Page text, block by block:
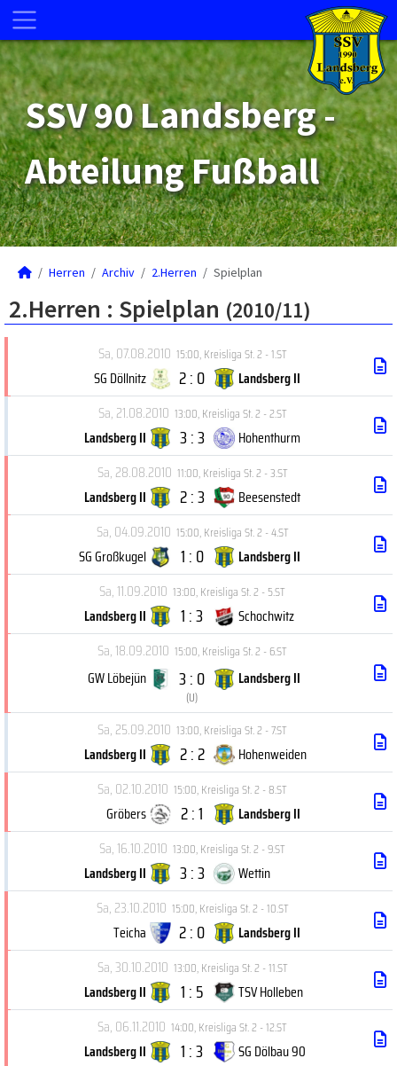
SSV 90 Landsberg -
Abteilung Fußball
Herren Archiv 2.Herren Spielplan
2.Herren : Spielplan (2010/11)
Sa, 07.08.2010 15:00,Kreisliga St. 2 - 1.ST
SG Döllnitz 2 : 0
Landsberg II
Sa, 21.08.2010 13:00,Kreisliga St. 2 - 2.ST
Landsberg II 3 : 3
Hohenthurm
Sa, 28.08.2010 11:00,Kreisliga St. 2 - 3.ST
Landsberg II 2 : 3
Beesenstedt
Sa, 04.09.2010 15:00,Kreisliga St. 2 - 4.ST
SG Großkugel 1 : 0
Landsberg II
Sa, 11.09.2010 13:00,Kreisliga St. 2 - 5.ST
Landsberg II 1 : 3
Schochwitz
Sa, 18.09.2010 15:00,Kreisliga St. 2 - 6.ST
GW Löbejün 3 : 0
(U)
Landsberg II
Sa, 25.09.2010 13:00,Kreisliga St. 2 - 7.ST
Landsberg II 2 : 2
Hohenweiden
Sa, 02.10.2010 15:00,Kreisliga St. 2 - 8.ST
Gröbers 2 : 1
Landsberg II
Sa, 16.10.2010 13:00,Kreisliga St. 2 - 9.ST
Landsberg II 3 : 3
Wettin
Sa, 23.10.2010 15:00,Kreisliga St. 2 - 10.ST
Teicha 2 : 0
Landsberg II
Sa, 30.10.2010 13:00,Kreisliga St. 2 - 11.ST
Landsberg II 1 : 5
TSV Holleben
Sa, 06.11.2010 14:00,Kreisliga St. 2 - 12.ST
Landsberg II 1 : 3
SG Dölbau 90